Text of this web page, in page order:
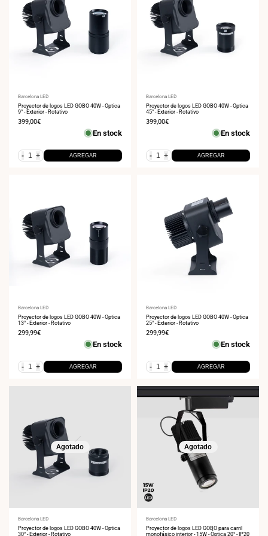
Proveedor:
Barcelona LED
Proyector de logos LED GOBO 40W - Óptica
9° - Exterior - Rotativo
Precio
399,00€
En stock
- + AGREGAR
Proveedor:
Barcelona LED
Proyector de logos LED GOBO 40W - Óptica
45° - Exterior - Rotativo
Precio
399,00€
En stock
- + AGREGAR
Proveedor:
Barcelona LED
Proyector de logos LED GOBO 40W - Óptica
13° - Exterior - Rotativo
Precio
299,99€
En stock
- + AGREGAR
Proveedor:
Barcelona LED
Proyector de logos LED GOBO 40W - Óptica
25° - Exterior - Rotativo
Precio
299,99€
En stock
- + AGREGAR
Agotado
Proveedor:
Barcelona LED
Proyector de logos LED GOBO 40W - Óptica
30° - Exterior - Rotativo
Agotado
Proveedor:
Barcelona LED
Proyector de logos LED GOBO para carril
monofásico interior - 15W - Óptica 20° - IP20